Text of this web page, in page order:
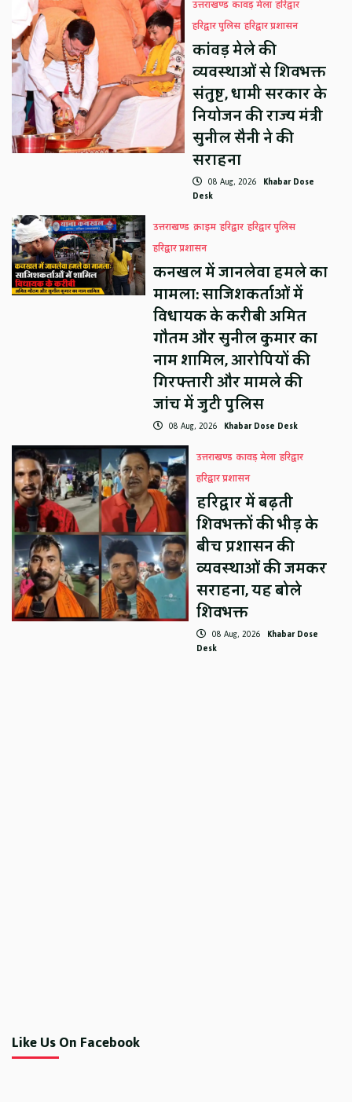
उत्तराखण्ड कावड़ मेला हरिद्वार
हरिद्वार पुलिस हरिद्वार प्रशासन
कांवड़ मेले की
व्यवस्थाओं से शिवभक्त
संतुष्ट, धामी सरकार के
नियोजन की राज्य मंत्री
सुनील सैनी ने की
सराहना
08 Aug, 2026 Khabar Dose
Desk
उत्तराखण्ड क्राइम हरिद्वार हरिद्वार पुलिस
हरिद्वार प्रशासन
कनखल में जानलेवा हमले का
मामला: साजिशकर्ताओं में
विधायक के करीबी अमित
गौतम और सुनील कुमार का
नाम शामिल, आरोपियों की
गिरफ्तारी और मामले की
जांच में जुटी पुलिस
08 Aug, 2026 Khabar Dose Desk
उत्तराखण्ड कावड़ मेला हरिद्वार
हरिद्वार प्रशासन
हरिद्वार में बढ़ती
शिवभक्तों की भीड़ के
बीच प्रशासन की
व्यवस्थाओं की जमकर
सराहना, यह बोले
शिवभक्त
08 Aug, 2026 Khabar Dose
Desk
Like Us On Facebook